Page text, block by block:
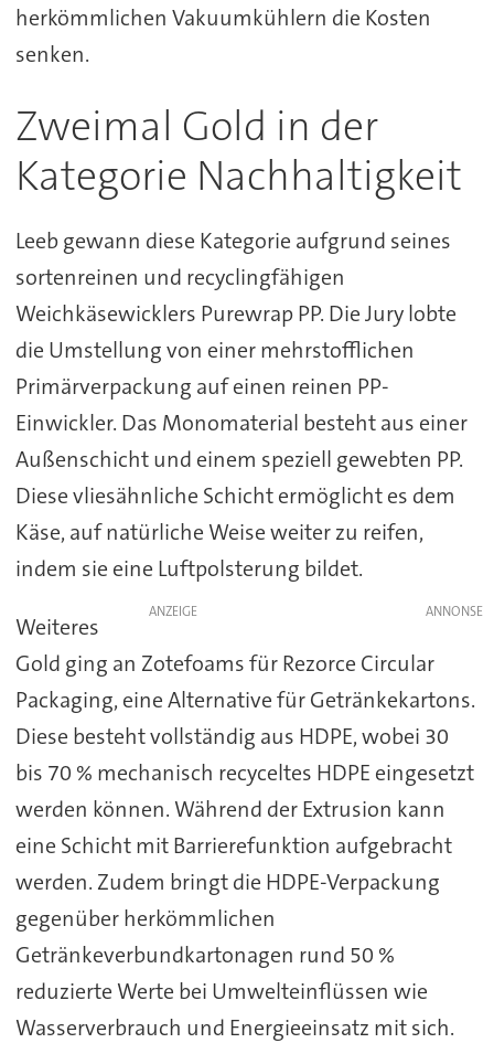
herkömmlichen Vakuumkühlern die Kosten
senken.
Zweimal Gold in der
Kategorie Nachhaltigkeit
Leeb gewann diese Kategorie aufgrund seines
sortenreinen und recyclingfähigen
Weichkäsewicklers Purewrap PP. Die Jury lobte
die Umstellung von einer mehrstofflichen
Primärverpackung auf einen reinen PP-
Einwickler. Das Monomaterial besteht aus einer
Außenschicht und einem speziell gewebten PP.
Diese vliesähnliche Schicht ermöglicht es dem
Käse, auf natürliche Weise weiter zu reifen,
indem sie eine Luftpolsterung bildet.
ANZEIGE
Weiteres
Gold ging an Zotefoams für Rezorce Circular
Packaging, eine Alternative für Getränkekartons.
Diese besteht vollständig aus HDPE, wobei 30
bis 70 % mechanisch recyceltes HDPE eingesetzt
werden können. Während der Extrusion kann
eine Schicht mit Barrierefunktion aufgebracht
werden. Zudem bringt die HDPE-Verpackung
gegenüber herkömmlichen
Getränkeverbundkartonagen rund 50 %
reduzierte Werte bei Umwelteinflüssen wie
Wasserverbrauch und Energieeinsatz mit sich.